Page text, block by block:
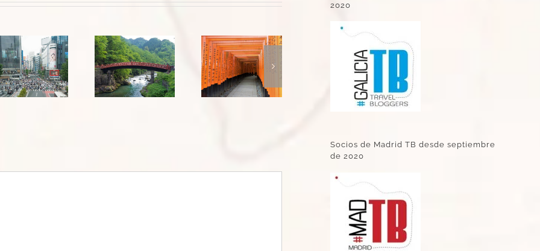
Japón:
Hiroshima
y Valle de
Kyoto,
templos
de Nara y
santuario
2020
Socios de Madrid TB desde septiembre
de 2020